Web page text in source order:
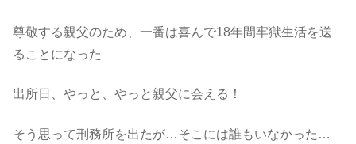
尊敬する親父のため、一番は喜んで18年間牢獄生活を送
ることになった
出所日、やっと、やっと親父に会える！
そう思って刑務所を出たが…そこには誰もいなかった…